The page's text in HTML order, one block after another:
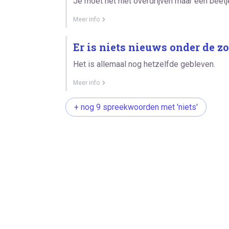
Meer info
Er is niets nieuws onder de
Het is allemaal nog hetzelfde gebleven.
Meer info
+ nog 9 spreekwoorden met 'niets'